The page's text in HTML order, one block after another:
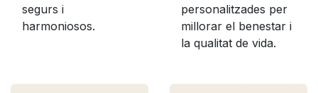
segurs i
harmoniosos.
personalitzades per
millorar el benestar i
la qualitat de vida.